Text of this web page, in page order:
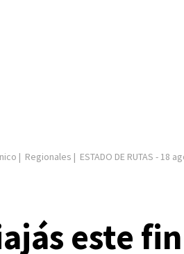
| Regionales | ESTADO DE RUTAS - 18
este